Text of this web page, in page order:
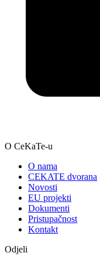
O CeKaTe-u
O nama
CEKATE dvorana
Novosti
EU projekti
Dokumenti
Pristupačnost
Kontakt
Odjeli